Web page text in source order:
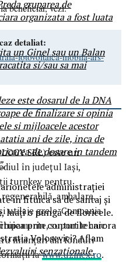
gruparea de
organizata a fost luata
un Ginel sau un Balan
si/sau sa mai
este dosarul de la DNA
de finalizare si opinia
si mijloacele acestor
ani de zile, inca de
de dosare in tandem
administrației
in fituica sa de santaj și
luați o pungă de floricele.
prin conturile carora
Volosevici? Aflam
senzationale.
beneficiar, vezi:
detaliat:
fotovoltaica-mobila-ars-
SRL) este un
în județul Iași,
turnkey pentru
ambalare,
utilaje grele. Compania
suport tehnic
finanțări din fonduri
lawww.uzinex.ro.